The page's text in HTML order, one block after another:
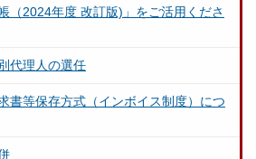
（2024年度 改訂版)」をご活用くださ
代理人の選任
書等保存方式（インボイス制度）につ